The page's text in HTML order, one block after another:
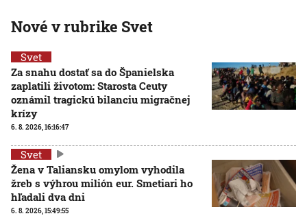
Nové v rubrike Svet
Svet
Za snahu dostať sa do Španielska
zaplatili životom: Starosta Ceuty
oznámil tragickú bilanciu migračnej
krízy
6. 8. 2026, 16:16:47
Svet
Žena v Taliansku omylom vyhodila
žreb s výhrou milión eur. Smetiari ho
hľadali dva dni
6. 8. 2026, 15:49:55